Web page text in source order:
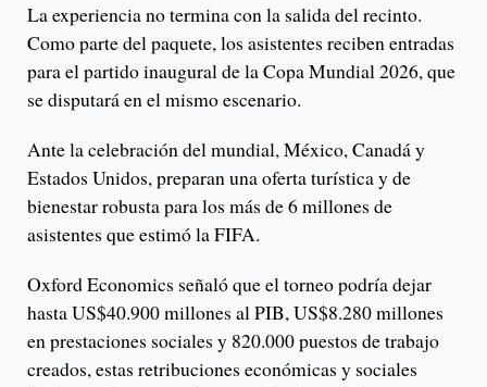
La experiencia no termina con la salida del recinto.
Como parte del paquete, los asistentes reciben entradas
para el partido inaugural de la Copa Mundial 2026, que
se disputará en el mismo escenario.
Ante la celebración del mundial, México, Canadá y
Estados Unidos, preparan una oferta turística y de
bienestar robusta para los más de 6 millones de
asistentes que estimó la FIFA.
Oxford Economics señaló que el torneo podría dejar
hasta US$40.900 millones al PIB, US$8.280 millones
en prestaciones sociales y 820.000 puestos de trabajo
creados, estas retribuciones económicas y sociales